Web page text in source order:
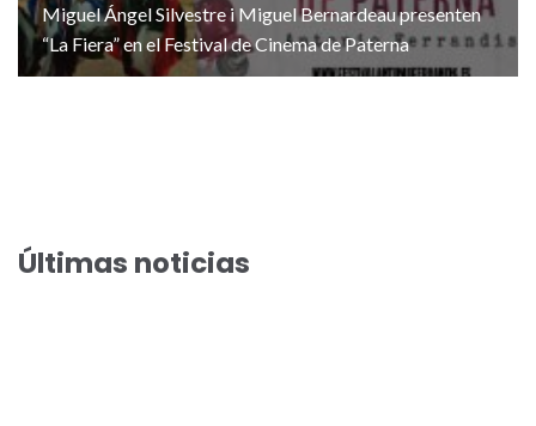
Miguel Ángel Silvestre i Miguel Bernardeau presenten
“La Fiera” en el Festival de Cinema de Paterna
Últimas noticias